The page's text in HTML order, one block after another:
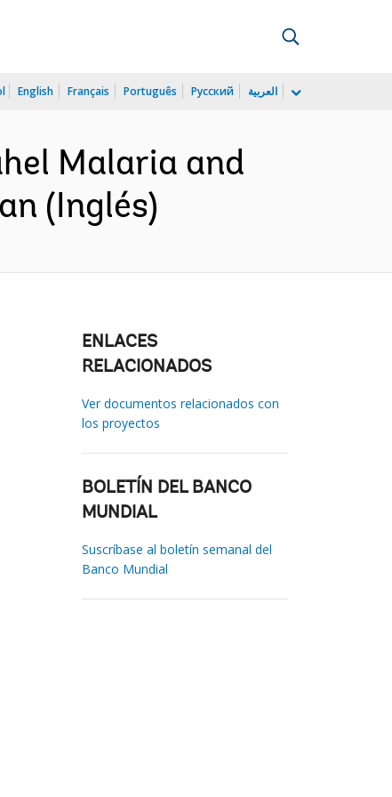
English Français Português Русский العربية
Malaria and
(Inglés)
ENLACES
RELACIONADOS
Ver documentos relacionados con
los proyectos
BOLETÍN DEL BANCO
MUNDIAL
Suscríbase al boletín semanal del
Banco Mundial